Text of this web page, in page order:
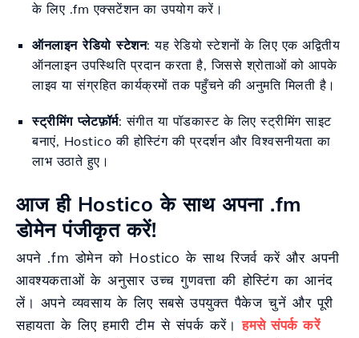
के लिए .fm एक्सटेंशन का उपयोग करें।
ऑनलाइन रेडियो स्टेशन: यह रेडियो स्टेशनों के लिए एक अद्वितीय
ऑनलाइन उपस्थिति प्रदान करता है, जिससे श्रोताओं को आपके
लाइव या संग्रहित कार्यक्रमों तक पहुँचने की अनुमति मिलती है।
स्ट्रीमिंग प्लेटफ़ॉर्म: संगीत या पॉडकास्ट के लिए स्ट्रीमिंग साइट
बनाएं, Hostico की होस्टिंग की प्रदर्शन और विश्वसनीयता का
लाभ उठाते हुए।
आज ही Hostico के साथ अपना .fm
डोमेन पंजीकृत करें!
अपने .fm डोमेन को Hostico के साथ रिजर्व करें और अपनी
आवश्यकताओं के अनुसार उच्च गुणवत्ता की होस्टिंग का आनंद
लें। अपने व्यवसाय के लिए सबसे उपयुक्त पैकेज चुनें और पूरी
सहायता के लिए हमारी टीम से संपर्क करें।हमसे संपर्क करें